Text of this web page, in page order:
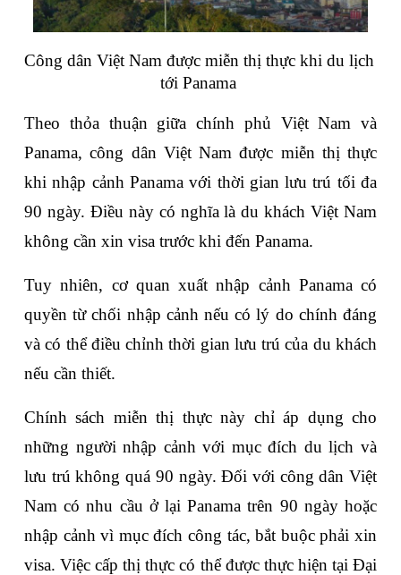
Công dân Việt Nam được miễn thị thực khi du lịch
tới Panama
Theo thỏa thuận giữa chính phủ Việt Nam và
Panama, công dân Việt Nam được miễn thị thực
khi nhập cảnh Panama với thời gian lưu trú tối đa
90 ngày. Điều này có nghĩa là du khách Việt Nam
không cần xin visa trước khi đến Panama.
Tuy nhiên, cơ quan xuất nhập cảnh Panama có
quyền từ chối nhập cảnh nếu có lý do chính đáng
và có thể điều chỉnh thời gian lưu trú của du khách
nếu cần thiết.
Chính sách miễn thị thực này chỉ áp dụng cho
những người nhập cảnh với mục đích du lịch và
lưu trú không quá 90 ngày. Đối với công dân Việt
Nam có nhu cầu ở lại Panama trên 90 ngày hoặc
nhập cảnh vì mục đích công tác, bắt buộc phải xin
visa. Việc cấp thị thực có thể được thực hiện tại Đại